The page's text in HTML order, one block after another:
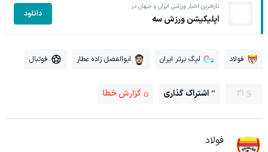
تازه‌ترین اخبار ورزشی ایران و جهان در
اپلیکیشن ورزش سه دانلود
فولاد لیگ برتر ایران ابوالفضل زاده عطار فوتبال
21 اشتراک گذاری گزارش خطا
فولاد